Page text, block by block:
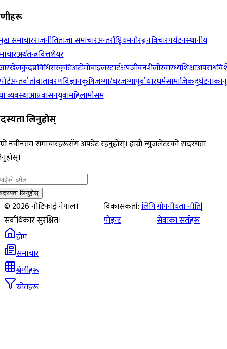
समाचारराजनीतिताजा समाचारअन्तर्राष्ट्रियमनोरञ्जनविचारपर्यटनस्थानीय
अर्थतन्त्रवित्तशेयर
खेलकुदप्रविधिसंस्कृतिअटोमोबाइलस्टार्टअपजीवनशैलीस्वास्थ्यशिक्षाअपराध
अन्तर्वार्तावातावरणविज्ञानकृषिजग्गा/घरजग्गापूर्वाधारधर्मसामाजिकदुर्घटना
व्यवस्थाआप्रवासनयुवामहिलामौसम
लिनुहोस्
नवीनतम समाचारहरूसँग अपडेट रहनुहोस्। हाम्रो न्युजलेटरको सदस्यता
लिनुहोस्
©2026नोटिफाई नेपाल।
सर्वाधिकार सुरक्षित।
विकासकर्ता:लिपि
पोइन्ट
गोपनीयता नीति|
सेवाका सर्तहरू
होम
समाचार
श्रेणीहरू
स्रोतहरू